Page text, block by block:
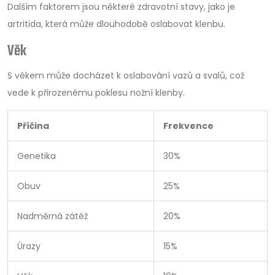
Dalším faktorem jsou některé zdravotní stavy, jako je
artritida, která může dlouhodobě oslabovat klenbu.
Věk
S věkem může docházet k oslabování vazů a svalů, což
vede k přirozenému poklesu nožní klenby.
Příčina Frekvence
Genetika 30%
Obuv 25%
Nadměrná zátěž 20%
Úrazy 15%